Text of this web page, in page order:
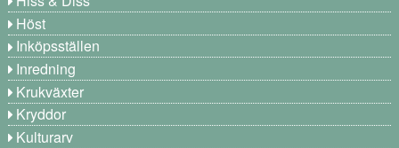
Höst
Inköpsställen
Inredning
Krukväxter
Kryddor
Kulturarv